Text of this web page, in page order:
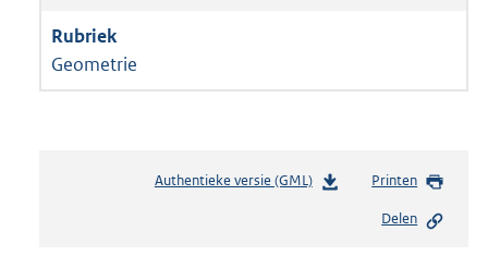
Geometrie
Authentieke versie (GML)b
Printen
Delen